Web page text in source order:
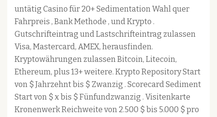
untätig Casino für 20+ Sedimentation Wahl quer
Fahrpreis , Bank Methode , und Krypto .
Gutschrifteintrag und Lastschrifteintrag zulassen
Visa, Mastercard, AMEX, herausfinden.
Kryptowährungen zulassen Bitcoin, Litecoin,
Ethereum, plus 13+ weitere. Krypto Repository Start
von $ Jahrzehnt bis $ Zwanzig . Scorecard Sediment
Start von $ x bis $ Fünfundzwanzig . Visitenkarte
Kronenwerk Reichweite von 2.500 $ bis 5.000 $ pro